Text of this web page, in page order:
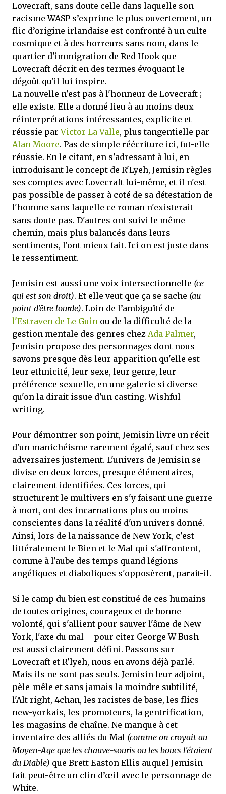
Lovecraft, sans doute celle dans laquelle son
racisme WASP s’exprime le plus ouvertement, un
flic d’origine irlandaise est confronté à un culte
cosmique et à des horreurs sans nom, dans le
quartier d'immigration de Red Hook que
Lovecraft décrit en des termes évoquant le
dégoût qu'il lui inspire.
La nouvelle n'est pas à l'honneur de Lovecraft ;
elle existe. Elle a donné lieu à au moins deux
réinterprétations intéressantes, explicite et
réussie parVictor La Valle, plus tangentielle par
Alan Moore. Pas de simple réécriture ici, fut-elle
réussie. En le citant, en s'adressant à lui, en
introduisant le concept de R'Lyeh, Jemisin règles
ses comptes avec Lovecraft lui-même, et il n'est
pas possible de passer à coté de sa détestation de
l'homme sans laquelle ce roman n'existerait
sans doute pas. D'autres ont suivi le même
chemin, mais plus balancés dans leurs
sentiments, l'ont mieux fait. Ici on est juste dans
le ressentiment.
Jemisin est aussi une voix intersectionnelle (ce
qui est son droit). Et elle veut que ça se sache (au
point d'être lourde). Loin de l’ambiguïté de
l'Estraven de Le Guin ou de la difficulté de la
gestion mentale des genres chez Ada Palmer,
Jemisin propose des personnages dont nous
savons presque dès leur apparition qu'elle est
leur ethnicité, leur sexe, leur genre, leur
préférence sexuelle, en une galerie si diverse
qu'on la dirait issue d'un casting. Wishful
writing.
Pour démontrer son point, Jemisin livre un récit
d'un manichéisme rarement égalé, sauf chez ses
adversaires justement. L'univers de Jemisin se
divise en deux forces, presque élémentaires,
clairement identifiées. Ces forces, qui
structurent le multivers en s'y faisant une guerre
à mort, ont des incarnations plus ou moins
conscientes dans la réalité d'un univers donné.
Ainsi, lors de la naissance de New York, c'est
littéralement le Bien et le Mal qui s'affrontent,
comme à l'aube des temps quand légions
angéliques et diaboliques s'opposèrent, parait-il.
Si le camp du bien est constitué de ces humains
de toutes origines, courageux et de bonne
volonté, qui s'allient pour sauver l'âme de New
York, l'axe du mal – pour citer George W Bush –
est aussi clairement défini. Passons sur
Lovecraft et R'lyeh, nous en avons déjà parlé.
Mais ils ne sont pas seuls. Jemisin leur adjoint,
pèle-mêle et sans jamais la moindre subtilité,
l'Alt right, 4chan, les racistes de base, les flics
new-yorkais, les promoteurs, la gentrification,
les magasins de chaîne. Ne manque à cet
inventaire des alliés du Mal (comme on croyait au
Moyen-Age que les chauve-souris ou les boucs l'étaient
du Diable) que Brett Easton Ellis auquel Jemisin
fait peut-être un clin d’œil avec le personnage de
White.